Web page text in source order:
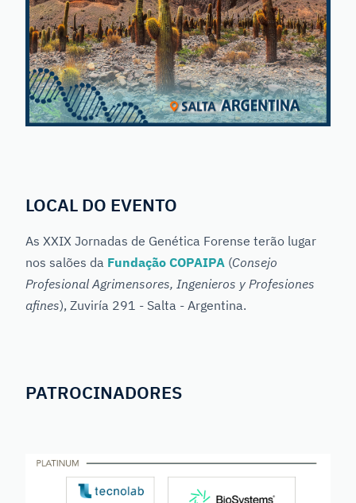
LOCAL DO EVENTO
As XXIX Jornadas de Genética Forense terão lugar
nos salões da Fundação COPAIPA (Consejo
Profesional Agrimensores, Ingenieros y Profesiones
afines), Zuviría 291 - Salta - Argentina.
PATROCINADORES